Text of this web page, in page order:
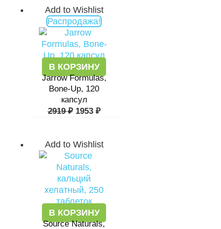
Add to Wishlist
Распродажа!
В КОРЗИНУ
Jarrow Formulas,
Bone-Up, 120
капсул
2919₽
Первоначальная
цена
составляла
2919 ₽.
1953 ₽
Текущая
цена:
Add to Wishlist
В КОРЗИНУ
Source Naturals,